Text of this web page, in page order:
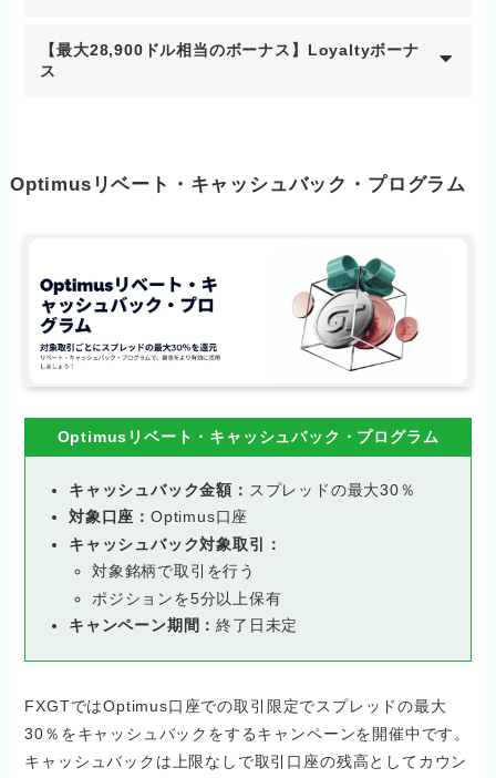
【最大28,900ドル相当のボーナス】Loyaltyボーナ
ス
Optimusリベート・キャッシュバック・プログラム
Optimusリベート・キャッシュバック・プログラム
キャッシュバック金額： スプレッドの最大30％
対象口座： Optimus口座
キャッシュバック対象取引：
対象銘柄で取引を行う
ポジションを5分以上保有
キャンペーン期間：終了日未定
FXGTではOptimus口座での取引限定でスプレッドの最大
30％をキャッシュバックをするキャンペーンを開催中です。
キャッシュバックは上限なしで取引口座の残高としてカウン